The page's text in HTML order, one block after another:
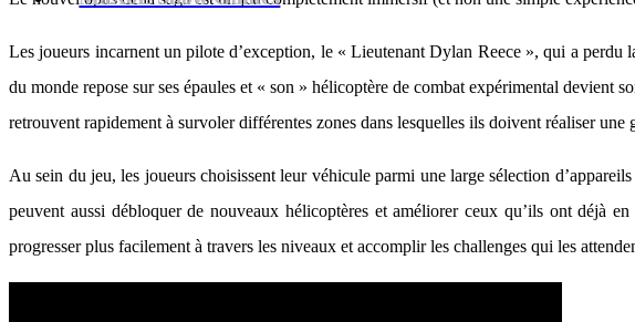
Les joueurs incarnent un pilote d’exception, le « Lieutenant Dylan Reece », qui a perdu
du monde repose sur ses épaules et « son » hélicoptère de combat expérimental devient
retrouvent rapidement à survoler différentes zones dans lesquelles ils doivent réaliser une
Au sein du jeu, les joueurs choisissent leur véhicule parmi une large sélection
peuvent aussi débloquer de nouveaux hélicoptères et améliorer ceux qu’ils ont déjà
progresser plus facilement à travers les niveaux et accomplir les challenges qui les